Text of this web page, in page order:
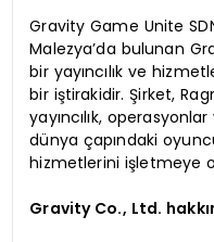
Gravity Game Unite
Malezya’da bulunan
bir yayıncılık ve
bir iştirakidir. Şirket,
yayıncılık,
dünya çapındaki
hizmetlerini işletmeye
Gravity Co., Ltd.